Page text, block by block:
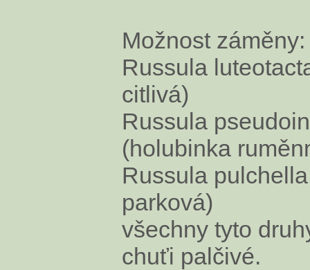
Možnost záměny:
Russula
citlivá)
Russula
(holubinka
Russula
parková)
všechny tyto
chuťi palčivé.